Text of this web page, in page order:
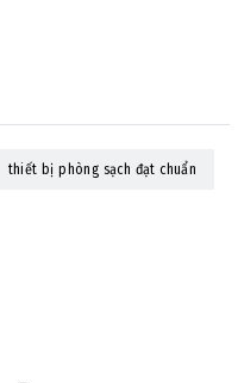
thiết bị phòng sạch đạt chuẩn